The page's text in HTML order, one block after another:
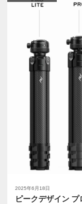
2025年6月18日
ピークデザイン